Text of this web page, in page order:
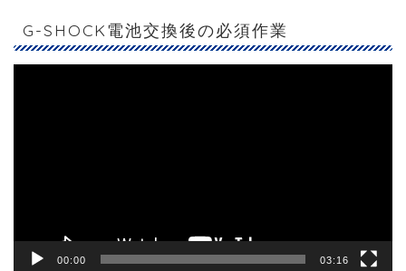
G-SHOCK電池交換後の必須作業
00:00 03:16